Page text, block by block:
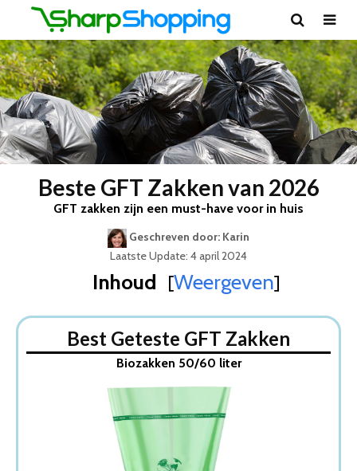
Beste GFT Zakken van 2026
GFT zakken zijn een must-have voor in huis
Geschreven door: Karin
Laatste Update: 4 april 2024
Inhoud [Weergeven]
1. Biozakken 50/60 liter
2. Gft afvalzakken Composteerbaar
3. Brabantia PerfectFit Composteerbare Vuilniszakken
4. GFT Containerzakken
5. Compostbag AFVALZAK
Wat is de beste GFT Zakken van 2026
1. Beste GFT Zakken van 2026
Best Geteste GFT Zakken
Biozakken 50/60 liter